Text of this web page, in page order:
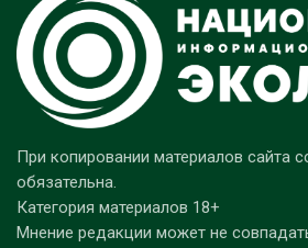
При копировании материалов сайта
обязательна.
Категория материалов 18+
Мнение редакции может не